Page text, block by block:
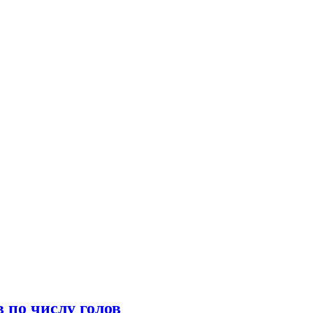
числу голов